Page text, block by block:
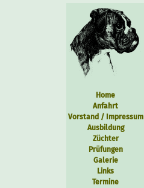
Home
Anfahrt
Vorstand / Impressum
Ausbildung
Züchter
Prüfungen
Galerie
Links
Termine